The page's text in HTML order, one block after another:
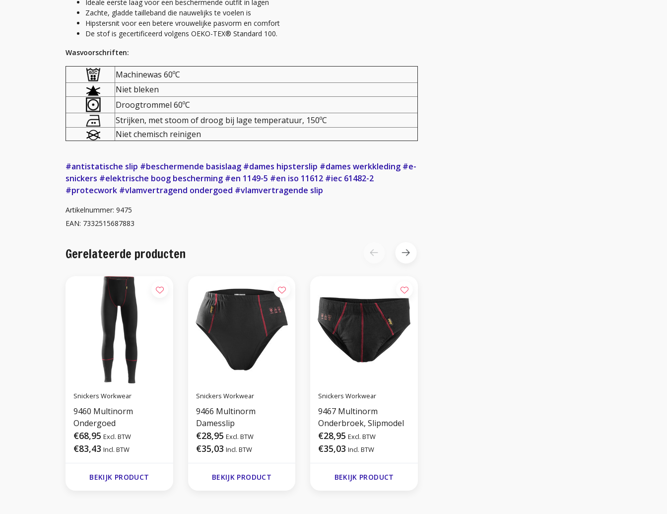
Ideale eerste laag voor een beschermende outfit in lagen
Zachte, gladde tailleband die nauwelijks te voelen is
Hipstersnit voor een betere vrouwelijke pasvorm en comfort
De stof is gecertificeerd volgens OEKO-TEX® Standard 100.
Wasvoorschriften:
Machinewas 60ºC
Niet bleken
Droogtrommel 60ºC
Strijken, met stoom of droog bij lage temperatuur, 150ºC
Niet chemisch reinigen
#antistatische slip #beschermende basislaag #dames hipsterslip #dames werkkleding #e-
snickers #elektrische boog bescherming #en 1149-5 #en iso 11612 #iec 61482-2
#protecwork #vlamvertragend ondergoed #vlamvertragende slip
Artikelnummer: 9475
EAN: 7332515687883
Gerelateerde producten
Snickers Workwear
9460 Multinorm
Ondergoed
€68,95 Excl. BTW
€83,43 Incl. BTW
BEKIJK PRODUCT
Snickers Workwear
9466 Multinorm
Damesslip
€28,95 Excl. BTW
€35,03 Incl. BTW
BEKIJK PRODUCT
Snickers Workwear
9467 Multinorm
Onderbroek, Slipmodel
€28,95 Excl. BTW
€35,03 Incl. BTW
BEKIJK PRODUCT